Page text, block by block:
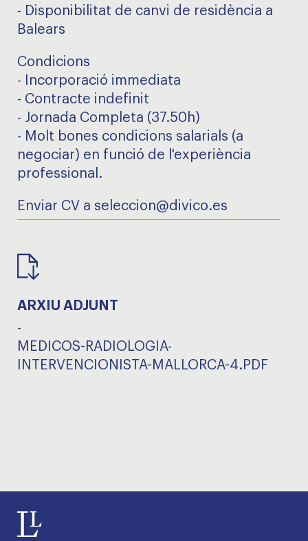
- Disponibilitat de canvi de residència a
Balears
Condicions
- Incorporació immediata
- Contracte indefinit
- Jornada Completa (37.50h)
- Molt bones condicions salarials (a
negociar) en funció de l'experiència
professional.
Enviar CV a seleccion@divico.es
ARXIU ADJUNT
-
MEDICOS-RADIOLOGIA-
INTERVENCIONISTA-MALLORCA-4.PDF